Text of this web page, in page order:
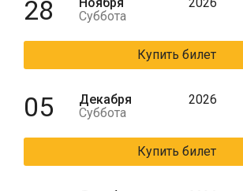
28
Суббота
Купить билет
05
Декабря
Суббота
2026
Купить билет